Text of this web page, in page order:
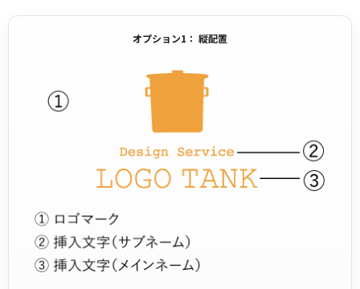
オプション1： 縦配置